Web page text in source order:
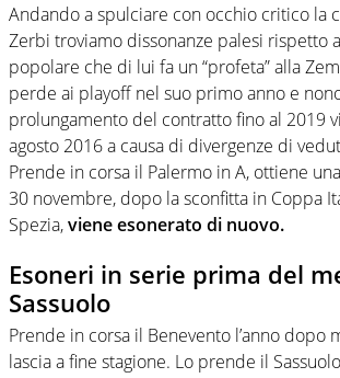
Andando a spulciare con occhio critico la
Zerbi troviamo dissonanze palesi rispetto
popolare che di lui fa un “profeta” alla
perde ai playoff nel suo primo anno e
prolungamento del contratto fino al 2019
agosto 2016 a causa di divergenze di
Prende in corsa il Palermo in A, ottiene
30 novembre, dopo la sconfitta in Coppa
Spezia,viene esonerato di nuovo.
Esoneri in serie prima del
Sassuolo
Prende in corsa il Benevento l’anno dopo
lascia a fine stagione. Lo prende il